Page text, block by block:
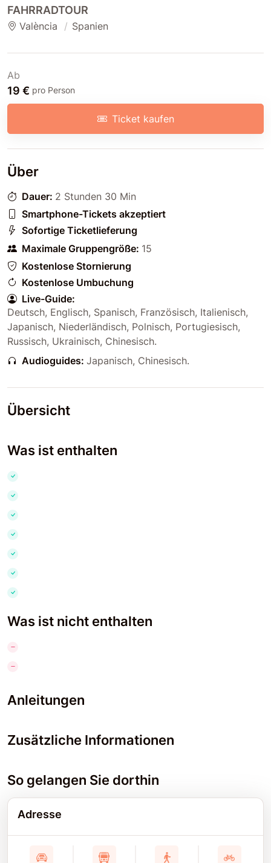
FAHRRADTOUR
València Spanien
Ab
19 € pro Person
Ticket kaufen
Über
Dauer: 2 Stunden 30 Min
Smartphone-Tickets akzeptiert
Sofortige Ticketlieferung
Maximale Gruppengröße: 15
Kostenlose Stornierung
Kostenlose Umbuchung
Live-Guide:
Deutsch, Englisch, Spanisch, Französisch, Italienisch,
Japanisch, Niederländisch, Polnisch, Portugiesisch,
Russisch, Ukrainisch, Chinesisch.
Audioguides: Japanisch, Chinesisch.
Übersicht
Was ist enthalten
Was ist nicht enthalten
Anleitungen
Zusätzliche Informationen
So gelangen Sie dorthin
Adresse